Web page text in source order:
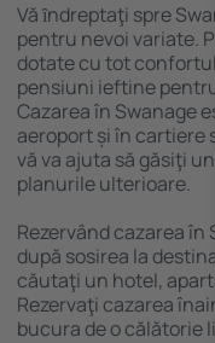
Vă ȋndreptaţi spre
pentru nevoi variate.
dotate cu tot
pensiuni ieftine
Cazarea în Swanage
aeroport și în cartiere
vă va ajuta să găsiţi
planurile ulterioare.
Rezervând cazarea în
după sosirea la
căutaţi un hotel,
Rezervaţi cazarea
bucura de o călătorie